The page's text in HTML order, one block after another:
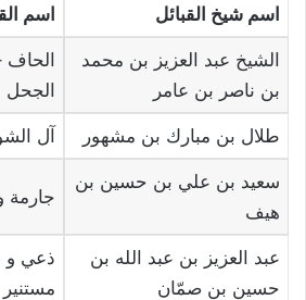
اسم شيخ القبائل اسم
الشيخ عبد العزيز بن محمد
بن ناصر بن عامر
الجحل
طلال بن مبارك بن مشهور آل
سعيد بن علي بن حسين بن
هيف
عبد العزيز بن عبد الله بن
حسين بن صمّان
ذعي و
مستنير